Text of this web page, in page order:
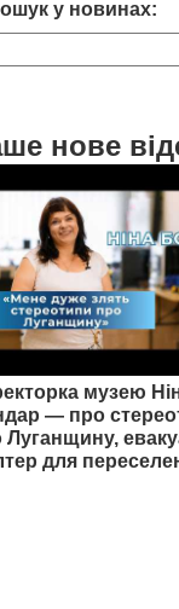
у новинах:
нове
музею
— про
Луганщину,
для